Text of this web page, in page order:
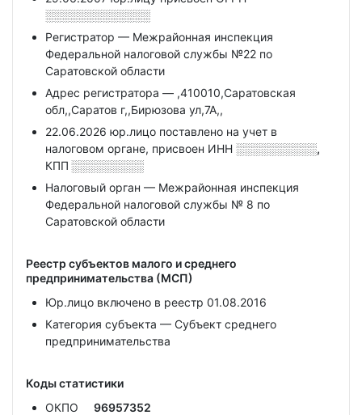
░░░░░░░░░░░░░
Регистратор — Межрайонная инспекция
Федеральной налоговой службы №22 по
Саратовской области
Адрес регистратора — ,410010,Саратовская
обл,,Саратов г,,Бирюзова ул,7А,,
22.06.2026 юр.лицо поставлено на учет в
налоговом органе, присвоен ИНН ░░░░░░░░░░,
КПП ░░░░░░░░░
Налоговый орган — Межрайонная инспекция
Федеральной налоговой службы № 8 по
Саратовской области
Реестр субъектов малого и среднего
предпринимательства (МСП)
Юр.лицо включено в реестр 01.08.2016
Категория субъекта — Субъект среднего
предпринимательства
Коды статистики
ОКПО
96957352